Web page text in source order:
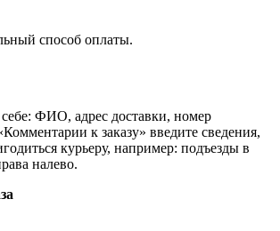
способ оплаты.
ФИО, адрес доставки, номер
к заказу» введите сведения,
курьеру, например: подъезды в
налево.